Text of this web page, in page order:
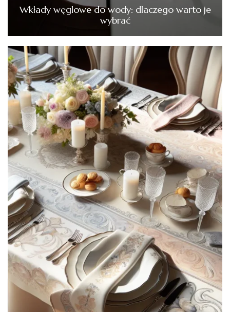
Wkłady węglowe do wody: dlaczego warto je
wybrać